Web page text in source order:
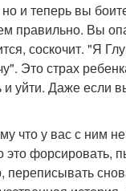
и теперь вы
правильно. Вы
соскочит. "Я
Это страх
и уйти. Даже если
что у вас с ним
форсировать,
переписывать